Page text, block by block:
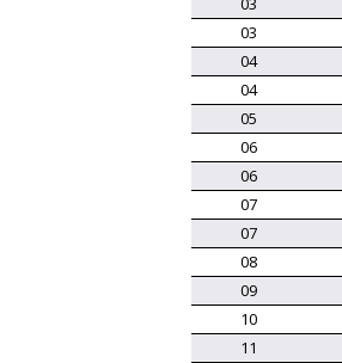
03
04
04
05
06
06
07
07
08
09
10
11